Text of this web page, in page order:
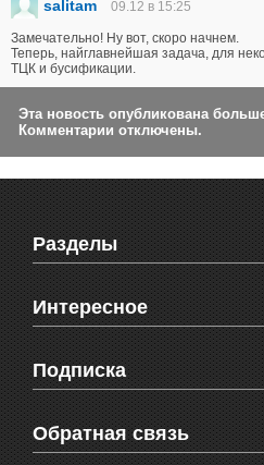
sаlitam 09.12 в 15:25
Замечательно! Ну вот, скоро начнем.
Теперь, найглавнейшая задача, для
ТЦК и бусификации.
Эта новость опубликована
Комментарии отключены.
Разделы
Новости Феодосии
Новости Крыма
Мировые новости
Объявления
Здоровье
СМС мнения читателей
Интересное
Видео о Феодосии
Веб-камеры Феодосии
Блоги феодосийцев
Школы Феодосии
Подписка
Печатная версия газеты "Кафа"
RSS
Обратная связь